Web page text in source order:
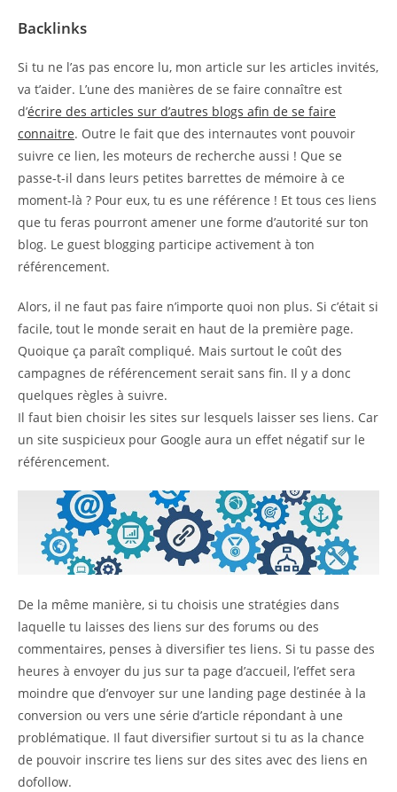
Backlinks
Si tu ne l’as pas encore lu, mon article sur les articles invités,
va t’aider. L’une des manières de se faire connaître est
d’écrire des articles sur d’autres blogs afin de se faire
connaitre. Outre le fait que des internautes vont pouvoir
suivre ce lien, les moteurs de recherche aussi ! Que se
passe-t-il dans leurs petites barrettes de mémoire à ce
moment-là ? Pour eux, tu es une référence ! Et tous ces liens
que tu feras pourront amener une forme d’autorité sur ton
blog. Le guest blogging participe activement à ton
référencement.
Alors, il ne faut pas faire n’importe quoi non plus. Si c’était si
facile, tout le monde serait en haut de la première page.
Quoique ça paraît compliqué. Mais surtout le coût des
campagnes de référencement serait sans fin. Il y a donc
quelques règles à suivre.
Il faut bien choisir les sites sur lesquels laisser ses liens. Car
un site suspicieux pour Google aura un effet négatif sur le
référencement.
De la même manière, si tu choisis une stratégies dans
laquelle tu laisses des liens sur des forums ou des
commentaires, penses à diversifier tes liens. Si tu passe des
heures à envoyer du jus sur ta page d’accueil, l’effet sera
moindre que d’envoyer sur une landing page destinée à la
conversion ou vers une série d’article répondant à une
problématique. Il faut diversifier surtout si tu as la chance
de pouvoir inscrire tes liens sur des sites avec des liens en
dofollow.